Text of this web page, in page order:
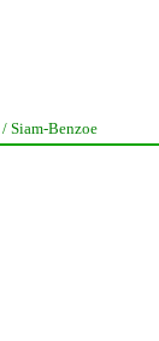
/ Siam-Benzoe